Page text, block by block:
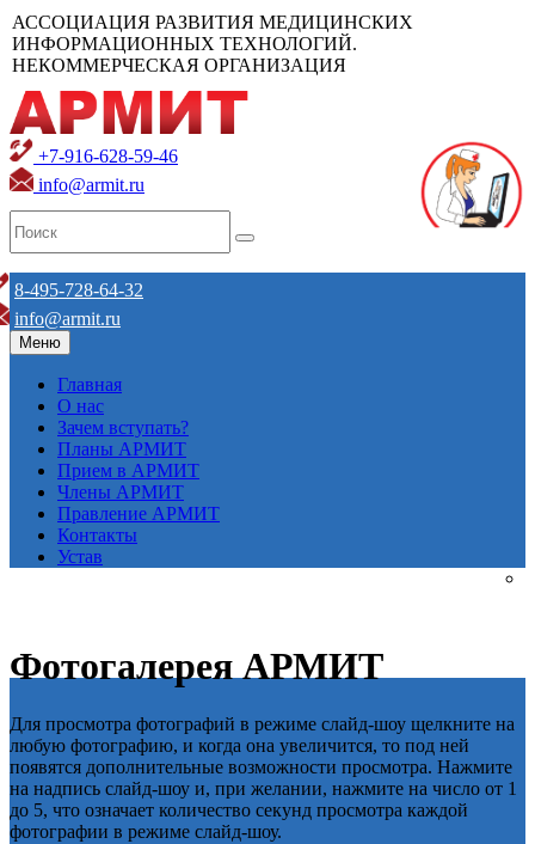
АССОЦИАЦИЯ РАЗВИТИЯ МЕДИЦИНСКИХ
ИНФОРМАЦИОННЫХ ТЕХНОЛОГИЙ.
НЕКОММЕРЧЕСКАЯ ОРГАНИЗАЦИЯ
+7-916-628-59-46
info@armit.ru
8-495-728-64-32
info@armit.ru
Меню
Главная
О нас
Зачем вступать?
Планы АРМИТ
Прием в АРМИТ
Члены АРМИТ
Правление АРМИТ
Контакты
Устав
Фотогалерея АРМИТ
Для просмотра фотографий в режиме слайд-шоу щелкните на
любую фотографию, и когда она увеличится, то под ней
появятся дополнительные возможности просмотра. Нажмите
на надпись слайд-шоу и, при желании, нажмите на число от 1
до 5, что означает количество секунд просмотра каждой
фотографии в режиме слайд-шоу.